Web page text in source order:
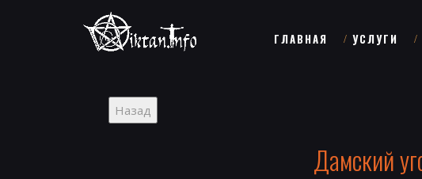
ГЛАВНАЯ УСЛУГИ
Дамский